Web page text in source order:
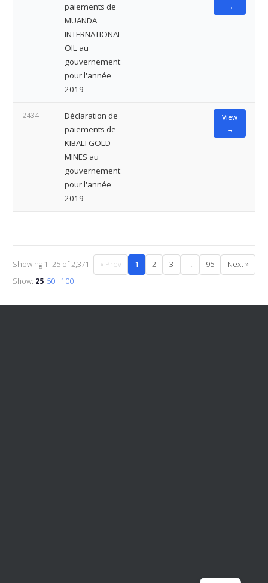
paiements de
MUANDA
INTERNATIONAL
OIL au
gouvernement
pour l'année
2019
→
2434
Déclaration de
paiements de
KIBALI GOLD
MINES au
gouvernement
pour l'année
2019
View
→
Showing 1–25 of 2,371 « Prev 1 2 3 … 95
Next »
Show: 25 50 100